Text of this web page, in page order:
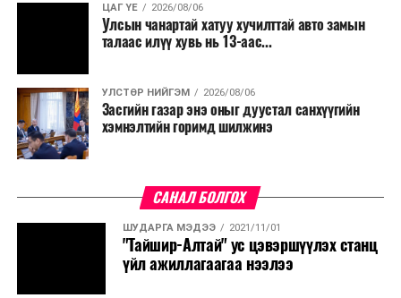
ЦАГ ҮЕ 2026/08/06
Улсын чанартай хатуу хучилттай авто замын
талаас илүү хувь нь 13-аас...
УЛСТӨР НИЙГЭМ 2026/08/06
Засгийн газар энэ оныг дуустал санхүүгийн
хэмнэлтийн горимд шилжинэ
САНАЛ БОЛГОХ
ШУДАРГА МЭДЭЭ 2021/11/01
"Тайшир-Алтай" ус цэвэршүүлэх станц
үйл ажиллагаагаа нээлээ